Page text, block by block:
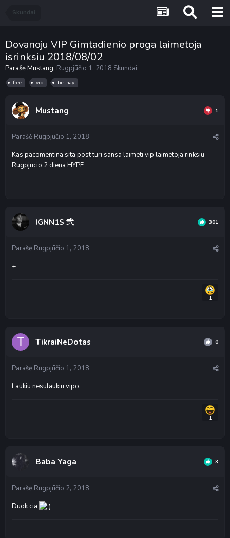
Skundai
Dovanoju VIP Gimtadienio proga laimetoja
isrinksiu 2018/08/02
ParašėMustang, Rugpjūčio 1, 2018 Skundai
free vip birthay
Mustang 1
Parašė Rugpjūčio 1, 2018
Kas pacomentina sita post turi sansa laimeti vip laimetoja rinksiu
Rugpjucio 2 diena HYPE
IGNN1S 弐 301
Parašė Rugpjūčio 1, 2018
+
1
TikraiNeDotas 0
Parašė Rugpjūčio 1, 2018
Laukiu nesulaukiu vipo.
1
Baba Yaga 3
Parašė Rugpjūčio 2, 2018
Duok cia